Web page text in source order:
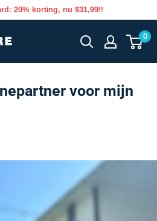
20% korting, nu $31,99!!
0
voor mijn